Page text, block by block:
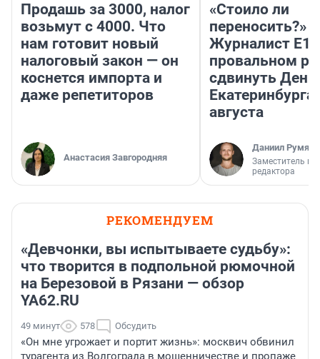
Продашь за 3000, налог
возьмут с 4000. Что
нам готовит новый
налоговый закон — он
коснется импорта и
даже репетиторов
Анастасия Завгородняя
«Стоило ли
переносить?»
Журналист
провальном
сдвинуть День
Екатеринбурга
августа
Даниил
Заместитель
редактора
РЕКОМЕНДУЕМ
«Девчонки, вы испытываете судьбу»:
что творится в подпольной рюмочной
на Березовой в Рязани — обзор
YA62.RU
49 минут 578 Обсудить
«Он мне угрожает и портит жизнь»: москвич обвинил
турагента из Волгограда в мошенничестве и пропаже